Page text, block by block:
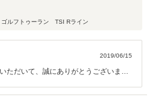
ルフトゥーラン TSI Rライン
2019/06/15
ただいて、誠にありがとうございま
ゲンにご興味お有りの方がいらっしゃ
い。